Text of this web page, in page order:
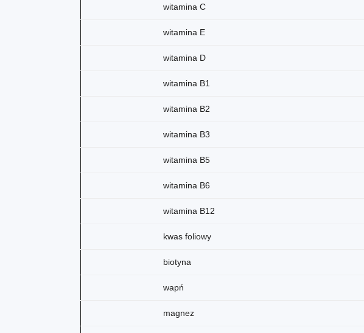
witamina C
witamina E
witamina D
witamina B1
witamina B2
witamina B3
witamina B5
witamina B6
witamina B12
kwas foliowy
biotyna
wapń
magnez